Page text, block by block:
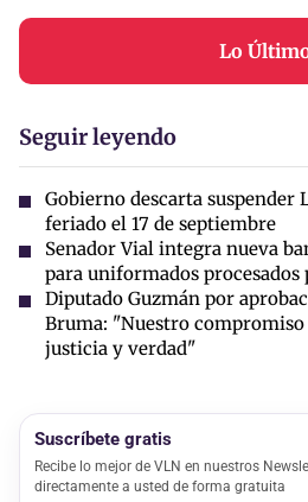
Lo
Seguir leyendo
Gobierno descarta suspender
feriado el 17 de septiembre
Senador Vial integra nueva
para uniformados
Diputado Guzmán por
Bruma: "Nuestro
justicia y verdad"
Suscríbete gratis
Recibe lo mejor de VLN en nuestros
directamente a usted de forma gratuita